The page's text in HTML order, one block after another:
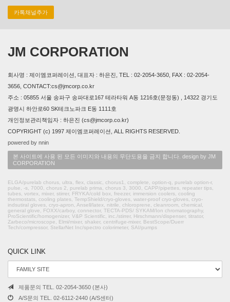
카톡채널추가
JM CORPORATION
회사명 : 제이엠코퍼레이션, 대표자 : 하은진, TEL : 02-2054-3650, FAX : 02-2054-
3656, CONTACT:cs@jmcorp.co.kr
주소 : 05855 서울 송파구 송파대로167 테라타워 A동 1216호(문정동) , 14322 경기도
광명시 하안로60 SK테크노파크 E동 1111호
개인정보관리책임자 : 하은진 (cs@jmcorp.co.kr)
COPYRIGHT (c) 1997 제이엠코퍼레이션, ALL RIGHTS RESERVED.
powered by nnin
본 사이트에 사용 된 모든 이미지와 내용의 무단도용을 금지 합니다. design by JM
CORPORATION
ELGA/purelab chorus, ultra, flex, classic, chorus1, complete, option-q, purelab option-r,
pulse, -s, 7000, chorus 2, purelab prima, chorus 3, 3000, CAPP/pipettes, repeater tips,
tubes, vortex, mixer, stirrer, FRYKA/cold box, freezer, immersion coolers, cooling
thermostats, cooling plates, TempShield/cryo-gloves, water-proof cryo-gloves, cryo-
indsutiral gloves, cryo-apron, Ansell/latex, nitrile, chloroprene, cleanroom, chemical,
general glove, FOXX/carboy, connector, TECTA-PDS/ SYKAM/Ion chromatography,
ProScientific/homogenizer, V&P Scientific, inc./stirrer, Hirschmann/dispenser, titrator,
Zarbeco/microscope, Elmi/mixer, shaker, centrifuge-mixer, BestScope/Duerr
Tech/compressor, StellarNet Inc/spectro colorimeter, SAI/pumps
QUICK LINK
제품문의 TEL. 02-2054-3650 (본사)
A/S문의 TEL. 02-6112-2440 (A/S센터)